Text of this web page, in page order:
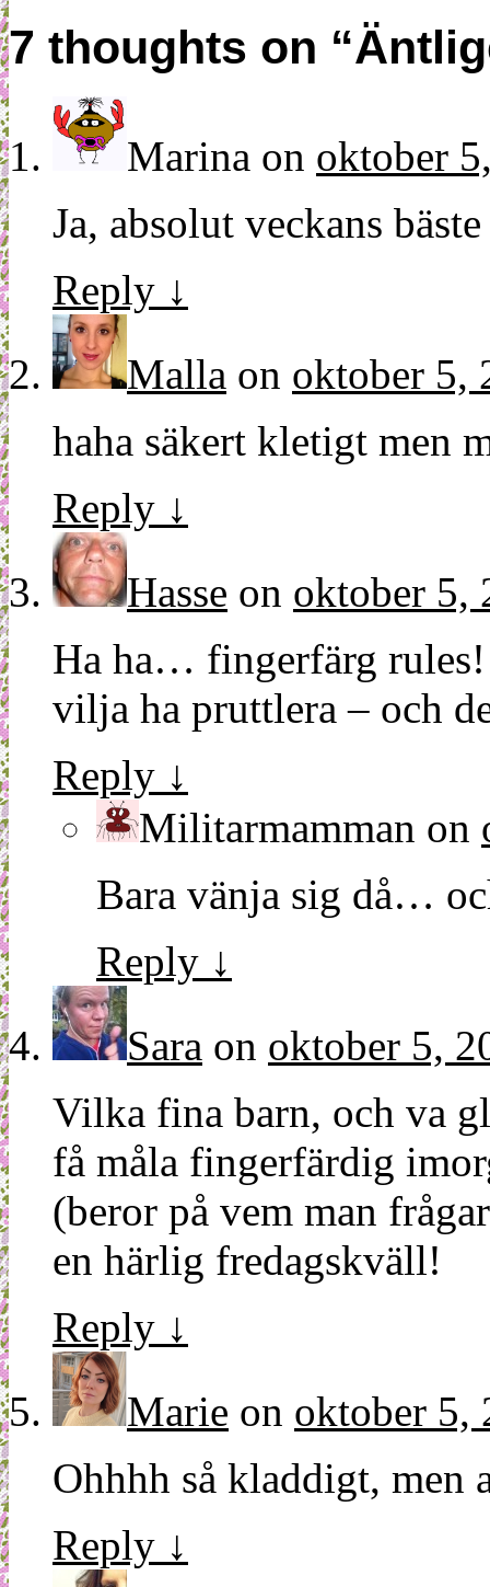
7 thoughts on “
Marina on oktober
Ja, absolut veckans
Reply ↓
Malla on oktober 5,
haha säkert kletigt men
Reply ↓
Hasse on oktober 5,
Ha ha… fingerfärg rules!
vilja ha pruttlera – och
Reply ↓
Militarmamman on
Bara vänja sig då…
Reply ↓
Sara on oktober 5,
Vilka fina barn, och va
få måla fingerfärdig
(beror på vem man
en härlig fredagskväll!
Reply ↓
Marie on oktober 5,
Ohhhh så kladdigt, men
Reply ↓